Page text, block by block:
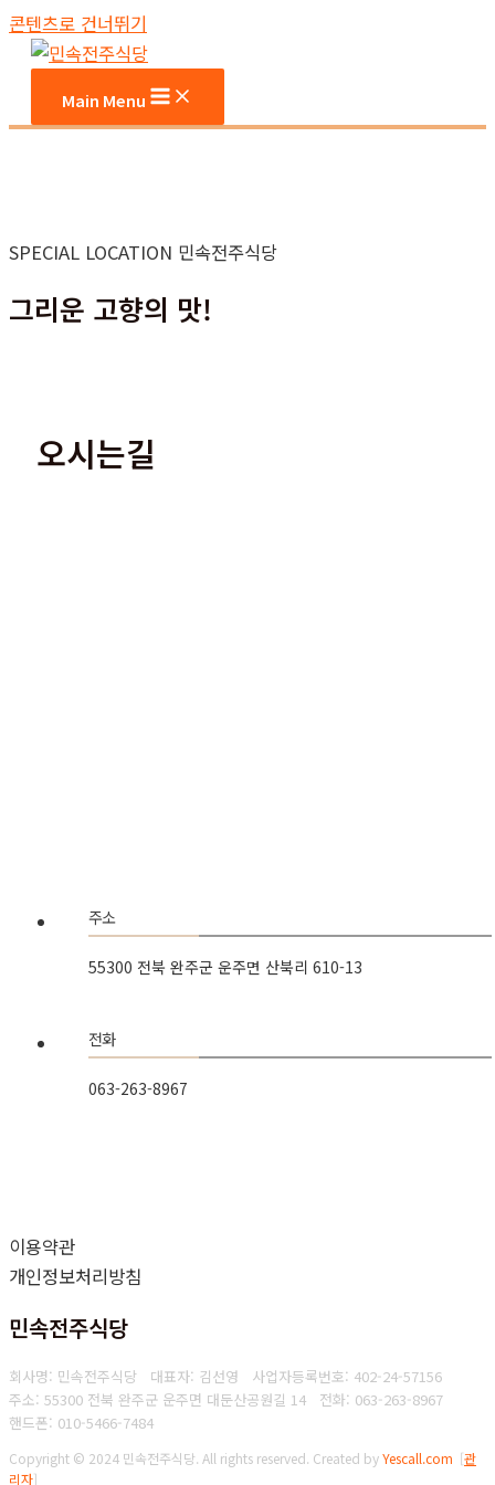
콘텐츠로 건너뛰기
Main Menu
SPECIAL LOCATION 민속전주식당
그리운 고향의 맛!
오시는길
주소
55300 전북 완주군 운주면 산북리 610-13
전화
063-263-8967
이용약관
개인정보처리방침
민속전주식당
회사명: 민속전주식당 대표자: 김선영 사업자등록번호: 402-24-57156
주소: 55300 전북 완주군 운주면 대둔산공원길 14 전화: 063-263-8967
핸드폰: 010-5466-7484
Copyright © 2024 민속전주식당. All rights reserved. Created byYescall.com [관
리자]